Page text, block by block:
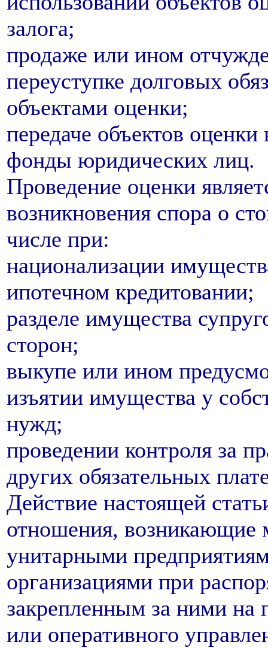
залога;
продаже или ином
переуступке долговых
объектами оценки;
передаче объектов
фонды юридических лиц.
Проведение оценки
возникновения спора о
числе при:
национализации
ипотечном кредитовании;
разделе имущества
сторон;
выкупе или ином
изъятии имущества у
нужд;
проведении контроля за
других обязательных
Действие настоящей
отношения, возникающие
унитарными
организациями при
закрепленным за ними на
или оперативного